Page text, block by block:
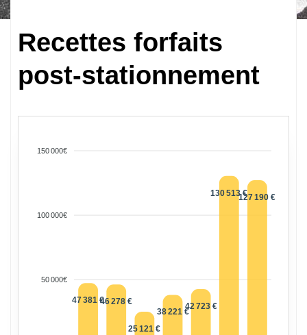
Recettes forfaits
post-stationnement
150 000€
100 000€
50 000€
47 381 €46 278 €
25 121 €
38 221 €
42 723 €
130 513 €127 190 €